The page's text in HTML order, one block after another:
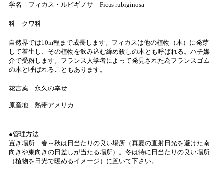
学名 フィカス・ルビギノサ Ficus rubiginosa
科 クワ科
自然界では10m程まで成長します。フィカスは他の植物（木）に発芽
して着生し、その植物を飲み込む締め殺しの木とも呼ばれる。ハチ媒
介で受粉します。フランス人学者によって発見された為フランスゴム
の木と呼ばれることもあります。
花言葉 永久の幸せ
原産地 熱帯アメリカ
●管理方法
置き場所 春～秋は日当たりの良い場所（真夏の直射日光を避けた南
向きや東向きの日差しが当たる場所）。冬は特に日当たりの良い場所
（植物を日光で暖めるイメージ）に置いて下さい。